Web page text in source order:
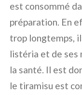
est consommé
préparation. En
trop longtemps,
listéria et de
la santé. Il est
le tiramisu est